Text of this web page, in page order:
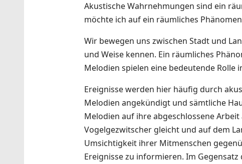
Akustische Wahrnehmungen sind ein
möchte ich auf ein räumliches
Wir bewegen uns zwischen Stadt und
und Weise kennen. Ein räumliches
Melodien spielen eine bedeutende Rolle
Ereignisse werden hier häufig durch
Melodien angekündigt und sämtliche
Melodien auf ihre abgeschlossene
Vogelgezwitscher gleicht und auf dem
Umsichtigkeit ihrer Mitmenschen
Ereignisse zu informieren. Im